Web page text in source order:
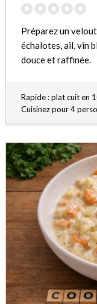
Préparez un
échalotes, ail, vin
douce et raffinée.
Rapide : plat cuit en
Cuisinez pour 4